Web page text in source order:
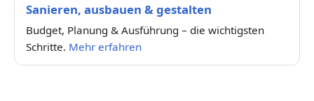
Sanieren, ausbauen & gestalten
Budget, Planung & Ausführung – die wichtigsten
Schritte. Mehr erfahren